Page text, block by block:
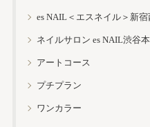
es NAIL＜エスネイル＞新
ネイルサロン es NAIL渋谷本店 AT
アートコース
プチプラン
ワンカラー